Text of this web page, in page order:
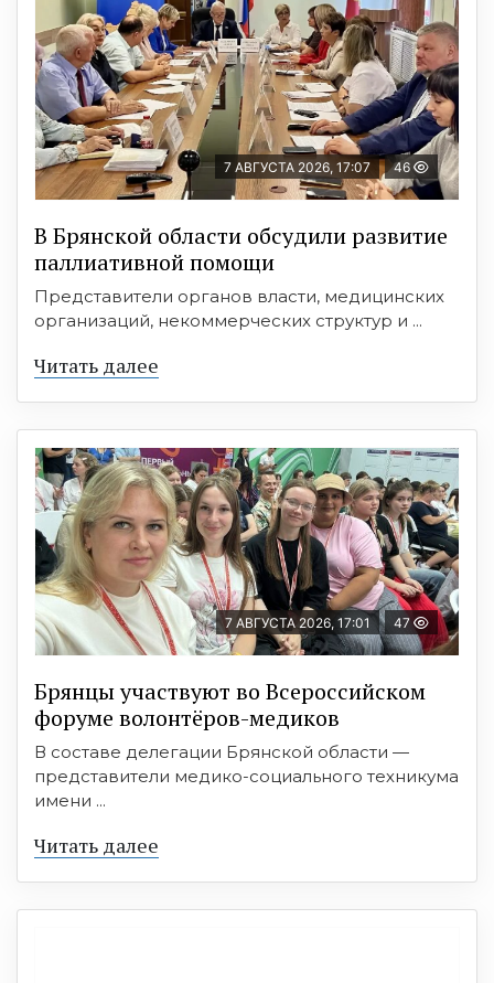
7 АВГУСТА 2026, 17:07 46
В Брянской области обсудили развитие
паллиативной помощи
Представители органов власти, медицинских
организаций, некоммерческих структур и ...
Читать далее
7 АВГУСТА 2026, 17:01 47
Брянцы участвуют во Всероссийском
форуме волонтёров-медиков
В составе делегации Брянской области —
представители медико-социального техникума
имени ...
Читать далее